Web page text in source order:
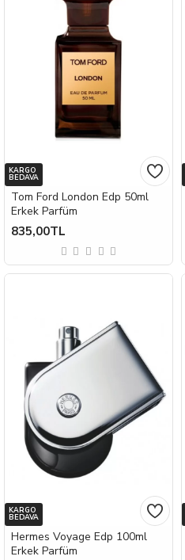
KARGO
BEDAVA
Tom Ford London Edp 50ml
Erkek Parfüm
835,00TL
KARGO
BEDAVA
Hermes Voyage Edp 100ml
Erkek Parfüm